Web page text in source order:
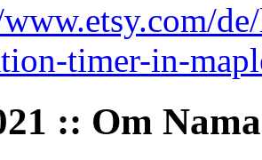
timer-in-
:: Om